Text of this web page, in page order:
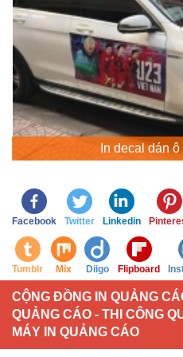
In decal dán
Facebook Twitter Linkedin
Tumblr Mix Diigo Flipboard
CỘNG ĐỒNG IN QUẢNG
QUẢNG CÁO - THI CÔNG
MÁY IN QUẢNG CÁO